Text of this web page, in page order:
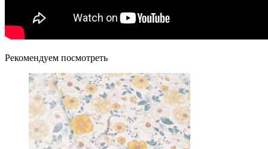
Рекомендуем посмотреть